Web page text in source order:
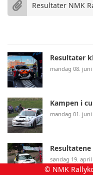
Resultater NMK
Resultater
mandag 08. juni
Kampen i
mandag 01. juni
søndag 19. april
© NMK